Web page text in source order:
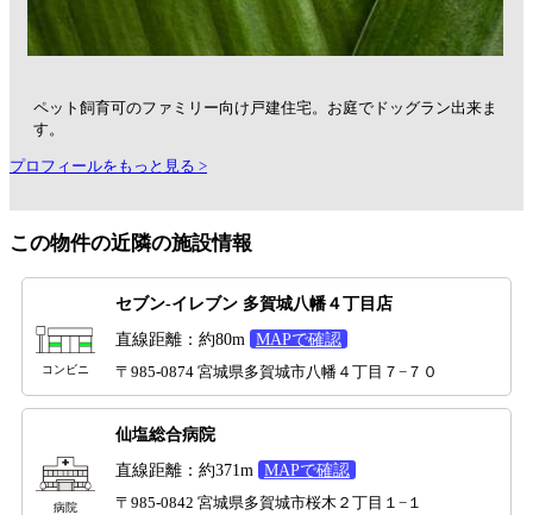
ペット飼育可のファミリー向け戸建住宅。お庭でドッグラン出来ま
す。
プロフィールをもっと見る >
この物件の近隣の施設情報
コンビニ
セブン-イレブン 多賀城八幡４丁目店
直線距離：約80m MAPで確認
〒985-0874 宮城県多賀城市八幡４丁目７−７０
病院
仙塩総合病院
直線距離：約371m MAPで確認
〒985-0842 宮城県多賀城市桜木２丁目１−１